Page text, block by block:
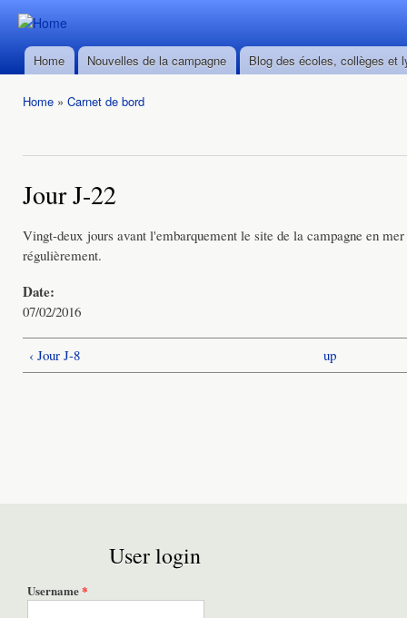
Durban ->
Walvis Bay
au
Durban ->
Walvis Bay
du 28/02
au
Main menu
Home Nouvelles de la campagne Blog des écoles, collèges et
Home » Carnet de bord
Jour J-22
Vingt-deux jours avant l'embarquement le site de la campagne en
régulièrement.
Date:
07/02/2016
‹ Jour J-8 up
User login
Username*